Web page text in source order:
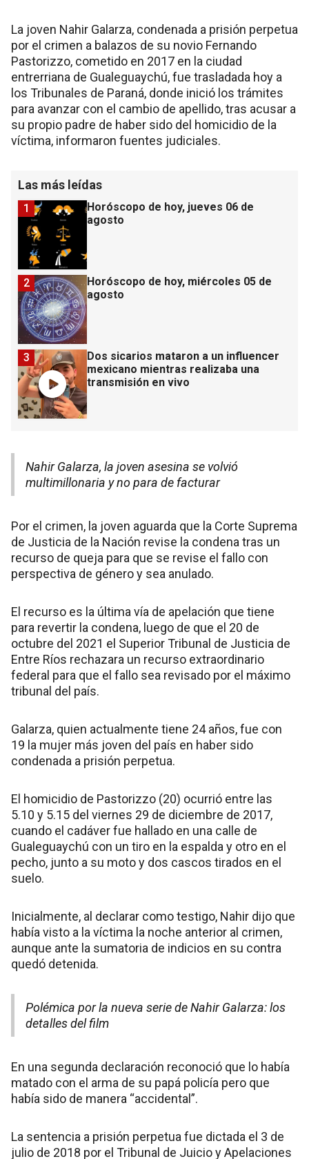
La joven Nahir Galarza, condenada a prisión perpetua
por el crimen a balazos de su novio Fernando
Pastorizzo, cometido en 2017 en la ciudad
entrerriana de Gualeguaychú, fue trasladada hoy a
los Tribunales de Paraná, donde inició los trámites
para avanzar con el cambio de apellido, tras acusar a
su propio padre de haber sido del homicidio de la
víctima, informaron fuentes judiciales.
Las más leídas
Horóscopo de hoy, jueves 06 de
agosto
1
Horóscopo de hoy, miércoles 05 de
agosto
2
Dos sicarios mataron a un influencer
mexicano mientras realizaba una
transmisión en vivo
3
Nahir Galarza, la joven asesina se volvió
multimillonaria y no para de facturar
Por el crimen, la joven aguarda que la Corte Suprema
de Justicia de la Nación revise la condena tras un
recurso de queja para que se revise el fallo con
perspectiva de género y sea anulado.
El recurso es la última vía de apelación que tiene
para revertir la condena, luego de que el 20 de
octubre del 2021 el Superior Tribunal de Justicia de
Entre Ríos rechazara un recurso extraordinario
federal para que el fallo sea revisado por el máximo
tribunal del país.
Galarza, quien actualmente tiene 24 años, fue con
19 la mujer más joven del país en haber sido
condenada a prisión perpetua.
El homicidio de Pastorizzo (20) ocurrió entre las
5.10 y 5.15 del viernes 29 de diciembre de 2017,
cuando el cadáver fue hallado en una calle de
Gualeguaychú con un tiro en la espalda y otro en el
pecho, junto a su moto y dos cascos tirados en el
suelo.
Inicialmente, al declarar como testigo, Nahir dijo que
había visto a la víctima la noche anterior al crimen,
aunque ante la sumatoria de indicios en su contra
quedó detenida.
Polémica por la nueva serie de Nahir Galarza: los
detalles del film
En una segunda declaración reconoció que lo había
matado con el arma de su papá policía pero que
había sido de manera “accidental”.
La sentencia a prisión perpetua fue dictada el 3 de
julio de 2018 por el Tribunal de Juicio y Apelaciones